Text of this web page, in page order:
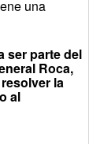
una
ser parte del
Roca,
la
al